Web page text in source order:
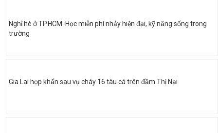
Nghỉ hè ở TP.HCM: Học miễn phí nhảy hiện đại, kỹ năng sống trong
trường
Gia Lai họp khẩn sau vụ cháy 16 tàu cá trên đầm Thị Nại